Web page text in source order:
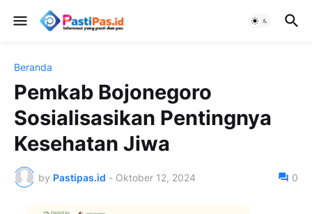
Beranda
Pemkab Bojonegoro
Sosialisasikan Pentingnya
Kesehatan Jiwa
by Pastipas.id - Oktober 12, 2024 0